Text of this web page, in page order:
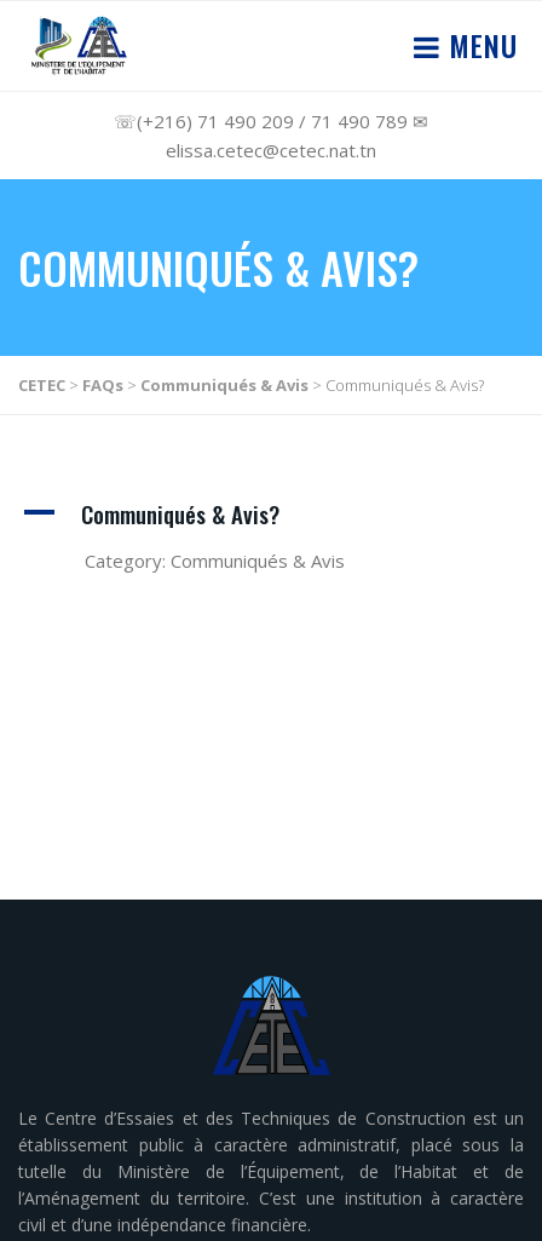
MENU
☏(+216) 71 490 209 / 71 490 789 ✉
elissa.cetec@cetec.nat.tn
COMMUNIQUÉS & AVIS?
CETEC > FAQs > Communiqués & Avis > Communiqués & Avis?
A Communiqués & Avis?
Category: Communiqués & Avis
Le Centre d’Essaies et des Techniques de Construction est un
établissement public à caractère administratif, placé sous la
tutelle du Ministère de l’Équipement, de l’Habitat et de
l’Aménagement du territoire. C’est une institution à caractère
civil et d’une indépendance financière.